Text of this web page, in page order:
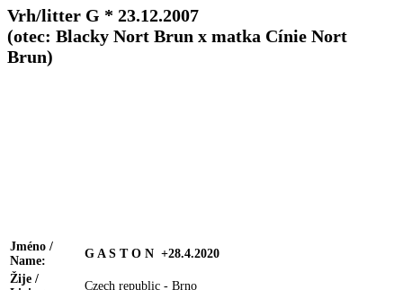
Vrh/litter G * 23.12.2007
(otec: Blacky Nort Brun x matka Cínie Nort
Brun)
Jméno /
Name:
G A S T O N +28.4.2020
Žije /
Czech republic - Brno